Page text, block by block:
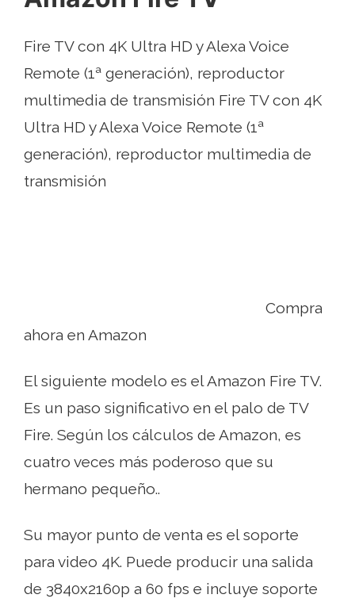
Fire TV con 4K Ultra HD y Alexa Voice
Remote (1ª generación), reproductor
multimedia de transmisión Fire TV con 4K
Ultra HD y Alexa Voice Remote (1ª
generación), reproductor multimedia de
transmisión
Compra
ahora en Amazon
El siguiente modelo es el Amazon Fire TV.
Es un paso significativo en el palo de TV
Fire. Según los cálculos de Amazon, es
cuatro veces más poderoso que su
hermano pequeño..
Su mayor punto de venta es el soporte
para video 4K. Puede producir una salida
de 3840x2160p a 60 fps e incluye soporte